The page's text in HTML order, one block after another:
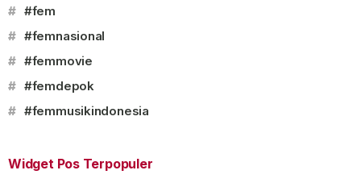
# #fem
# #femnasional
# #femmovie
# #femdepok
# #femmusikindonesia
Widget Pos Terpopuler